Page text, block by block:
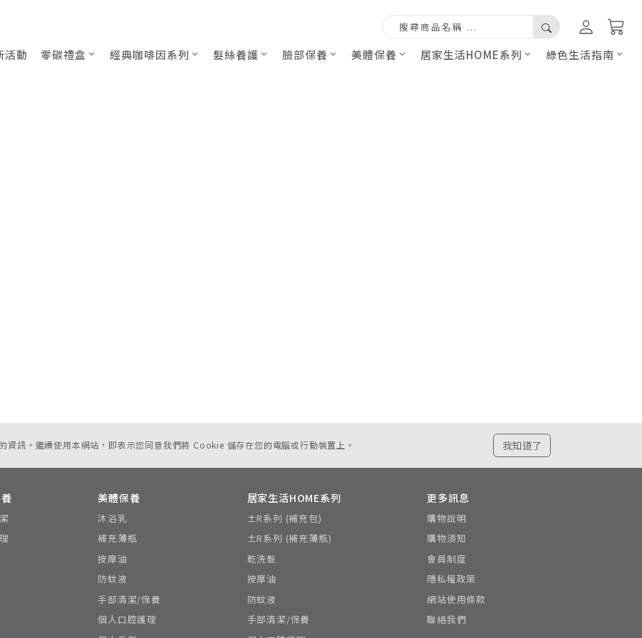
活動 零碳禮盒 經典咖啡因系列 髮絲養護 臉部保養 美體保養 居家生活HOME系列 綠色生活指南
訊。繼續使用本網站，即表示您同意我們將 Cookie 儲存在您的電腦或行動裝置上。 我知道了
美體保養
沐浴乳
補充薄瓶
按摩油
防蚊液
手部清潔/保養
個人口腔護理
居家生活HOME系列
±R系列 (補充包)
±R系列 (補充薄瓶)
乾洗髮
按摩油
防蚊液
手部清潔/保養
更多訊息
購物說明
購物須知
會員制度
隱私權政策
網站使用條款
聯絡我們